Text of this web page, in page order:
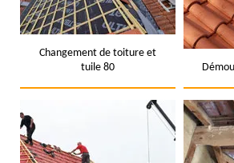
Changement de toiture et
tuile 80